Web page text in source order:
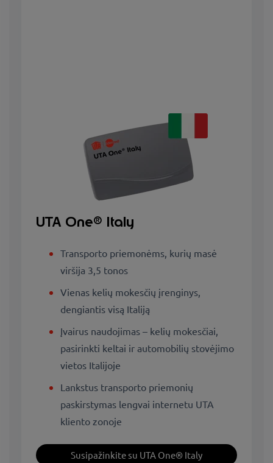
UTA One® Italy
Transporto priemonėms, kurių masė
viršija 3,5 tonos
Vienas kelių mokesčių įrenginys,
dengiantis visą Italiją
Įvairus naudojimas – kelių mokesčiai,
pasirinkti keltai ir automobilių stovėjimo
vietos Italijoje
Lankstus transporto priemonių
paskirstymas lengvai internetu UTA
kliento zonoje
Susipažinkite su UTA One® Italy